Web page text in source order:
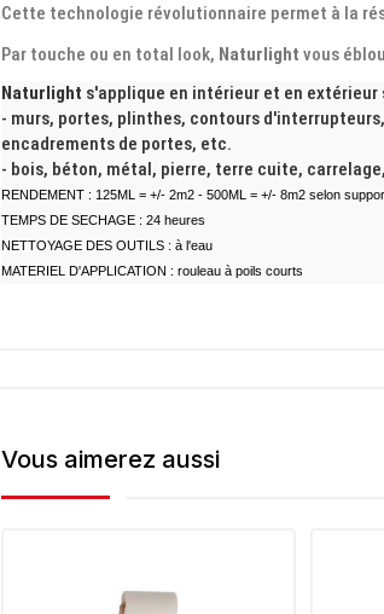
Cette technologie révolutionnaire permet à la
Par touche ou en total look, Naturlight vous
Naturlight s'applique en intérieur et en extérieur
- murs, portes, plinthes, contours
encadrements de portes, etc.
- bois, béton, métal, pierre, terre cuite,
RENDEMENT : 125ML = +/- 2m2 - 500ML = +/- 8m2 selon
TEMPS DE SECHAGE : 24 heures
NETTOYAGE DES OUTILS : à l'eau
MATERIEL D'APPLICATION : rouleau à poils courts
Vous aimerez aussi